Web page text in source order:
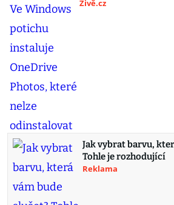
Živě.cz
Jak vybrat barvu,
Tohle je rozhodující
Reklama